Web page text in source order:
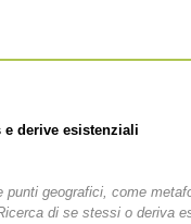
e derive esistenziali
geografici, come
di se stessi o deriva